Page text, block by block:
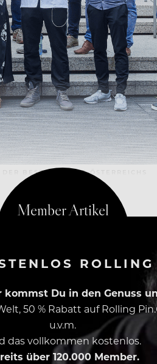
BESTEN KÖCHE ÖSTERREICHS
kommst Du in den Genuss
50 % Rabatt auf Rolling
u.v.m.
das vollkommen kostenlos.
über 120.000 Member.